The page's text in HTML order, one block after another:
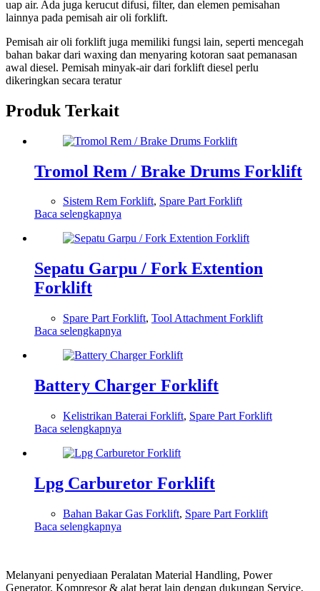
uap air. Ada juga kerucut difusi, filter, dan elemen pemisahan
lainnya pada pemisah air oli forklift.
Pemisah air oli forklift juga memiliki fungsi lain, seperti mencegah
bahan bakar dari waxing dan menyaring kotoran saat pemanasan
awal diesel. Pemisah minyak-air dari forklift diesel perlu
dikeringkan secara teratur
Produk Terkait
Tromol Rem / Brake Drums Forklift
Sistem Rem Forklift, Spare Part Forklift
Baca selengkapnya
Sepatu Garpu / Fork Extention
Forklift
Spare Part Forklift, Tool Attachment Forklift
Baca selengkapnya
Battery Charger Forklift
Kelistrikan Baterai Forklift, Spare Part Forklift
Baca selengkapnya
Lpg Carburetor Forklift
Bahan Bakar Gas Forklift, Spare Part Forklift
Baca selengkapnya
Melanyani penyediaan Peralatan Material Handling, Power
Generator, Kompresor & alat berat lain dengan dukungan Service,